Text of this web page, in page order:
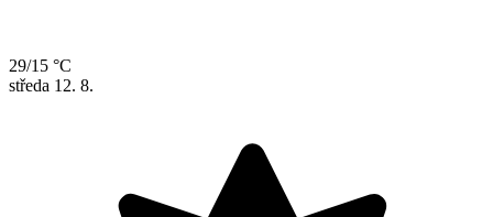
29/15 °C
středa 12. 8.